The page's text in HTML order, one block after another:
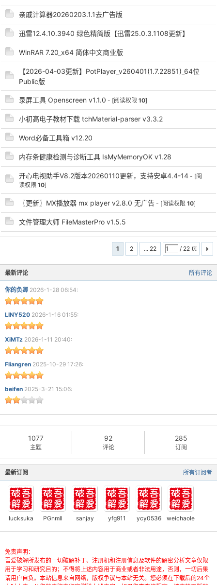
亲戚计算器20260203.1.1去广告版
迅雷12.4.10.3940 绿色精简版【迅雷25.0.3.1108更新】
WinRAR 7.20_x64 简体中文商业版
【2026-04-03更新】PotPlayer_v260401(1.7.22851)_64位
Public版
录屏工具 Openscreen v1.1.0 - [阅读权限 10]
小初高电子教材下载 tchMaterial-parser v3.3.2
Word必备工具箱 v12.20
内存条健康检测与诊断工具 IsMyMemoryOK v1.28
开心电视助手V8.2版本20260110更新，支持安卓4.4-14 - [阅
读权限 10]
〖更新〗MX播放器 mx player v2.8.0 无广告 - [阅读权限 10]
文件管理大师 FileMasterPro v1.5.5
1 2 ... 22 / 22 页
所有评论
最新评论
你的负卿 2026-1-28 06:54:
LINY520 2026-1-16 01:55:
XiMTz 2026-1-11 20:40:
Fliangren 2025-10-29 17:26:
beifen 2025-3-21 15:06:
1077
主题
92
评论
285
订阅
所有订阅者
最新订阅
lucksuka PGnmll sanjay yfg911 ycy0536 weichaole
免责声明：
吾爱破解所发布的一切破解补丁、注册机和注册信息及软件的解密分析文章仅限
用于学习和研究目的；不得将上述内容用于商业或者非法用途，否则，一切后果
请用户自负。本站信息来自网络，版权争议与本站无关。您必须在下载后的24个